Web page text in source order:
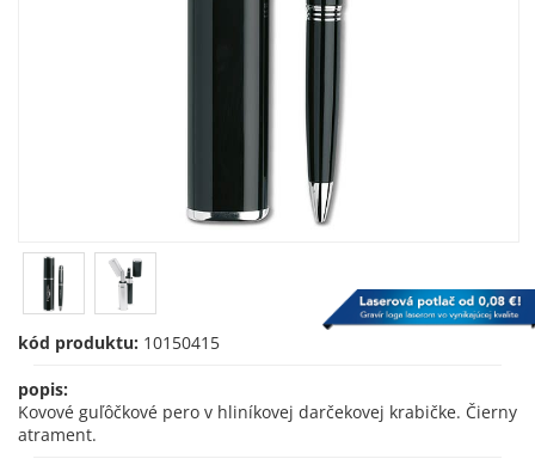
kód produktu: 10150415
popis:
Kovové guľôčkové pero v hliníkovej darčekovej krabičke. Čierny
atrament.